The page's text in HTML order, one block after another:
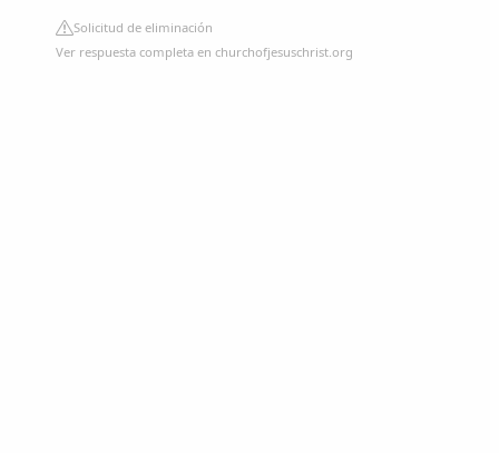
Solicitud de eliminación
Ver respuesta completa en churchofjesuschrist.org